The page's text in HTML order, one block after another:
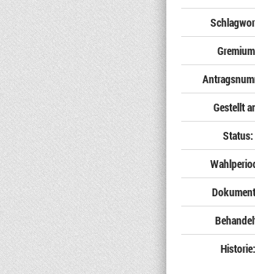
Gestellt
Status:
Historie: